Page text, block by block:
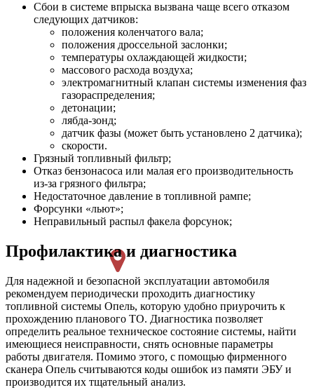
Сбои в системе впрыска вызвана чаще всего отказом
следующих датчиков:
положения коленчатого вала;
положения дроссельной заслонки;
температуры охлаждающей жидкости;
массового расхода воздуха;
электромагнитный клапан системы изменения фаз
газораспределения;
детонации;
лябда-зонд;
датчик фазы (может быть установлено 2 датчика);
скорости.
Грязный топливный фильтр;
Отказ бензонасоса или малая его производительность
из-за грязного фильтра;
Недостаточное давление в топливной рампе;
Форсунки «льют»;
Неправильный распыл факела форсунок;
Профилактика и диагностика
Для надежной и безопасной эксплуатации автомобиля
рекомендуем периодически проходить диагностику
топливной системы Опель, которую удобно приурочить к
прохождению планового ТО. Диагностика позволяет
определить реальное техническое состояние системы, найти
имеющиеся неисправности, снять основные параметры
работы двигателя. Помимо этого, с помощью фирменного
сканера Опель считываются коды ошибок из памяти ЭБУ и
производится их тщательный анализ.